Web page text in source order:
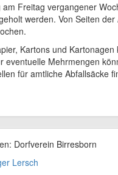
Freitag vergangener
werden. Von Seiten
Kartons und
Mehrmengen
für amtliche Abfallsäcke
Dorfverein Birresborn
Lersch